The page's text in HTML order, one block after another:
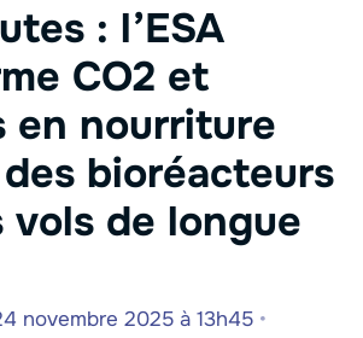
: l’ESA
CO2 et
en nourriture
bioréacteurs
vols de longue
novembre 2025 à 13h45 •